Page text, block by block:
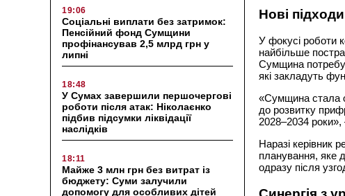
19:06
Соціальні виплати без затримок:
Пенсійний фонд Сумщини
профінансував 2,5 млрд грн у
липні
18:48
У Сумах завершили першочергові
роботи після атак: Ніколаєнко
підбив підсумки ліквідації
наслідків
18:11
Майже 3 млн грн без витрат із
бюджету: Суми залучили
допомогу для особливих дітей
Нові
У фокусі роботи
найбільше
Сумщина
які закладуть
«Сумщина стала
до розвитку
2028–2034
Наразі керівник
планування, яке
одразу після